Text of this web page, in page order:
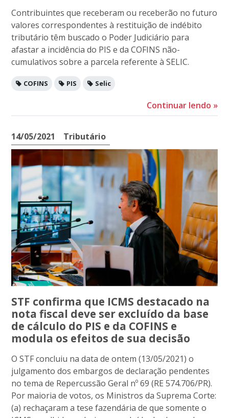
Contribuintes que receberam ou receberão no futuro
valores correspondentes à restituição de indébito
tributário têm buscado o Poder Judiciário para
afastar a incidência do PIS e da COFINS não-
cumulativos sobre a parcela referente à SELIC.
COFINS PIS Selic
Continuar lendo »
14/05/2021 Tributário
STF confirma que ICMS destacado na
nota fiscal deve ser excluído da base
de cálculo do PIS e da COFINS e
modula os efeitos de sua decisão
O STF concluiu na data de ontem (13/05/2021) o
julgamento dos embargos de declaração pendentes
no tema de Repercussão Geral nº 69 (RE 574.706/PR).
Por maioria de votos, os Ministros da Suprema Corte:
(a) rechaçaram a tese fazendária de que somente o